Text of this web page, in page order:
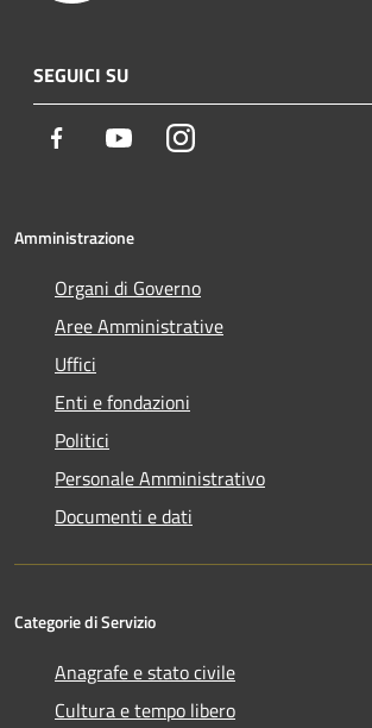
SEGUICI SU
Facebook YoutubeInstagram
Amministrazione
Organi di Governo
Aree Amministrative
Uffici
Enti e fondazioni
Politici
Personale Amministrativo
Documenti e dati
Categorie di Servizio
Anagrafe e stato civile
Cultura e tempo libero